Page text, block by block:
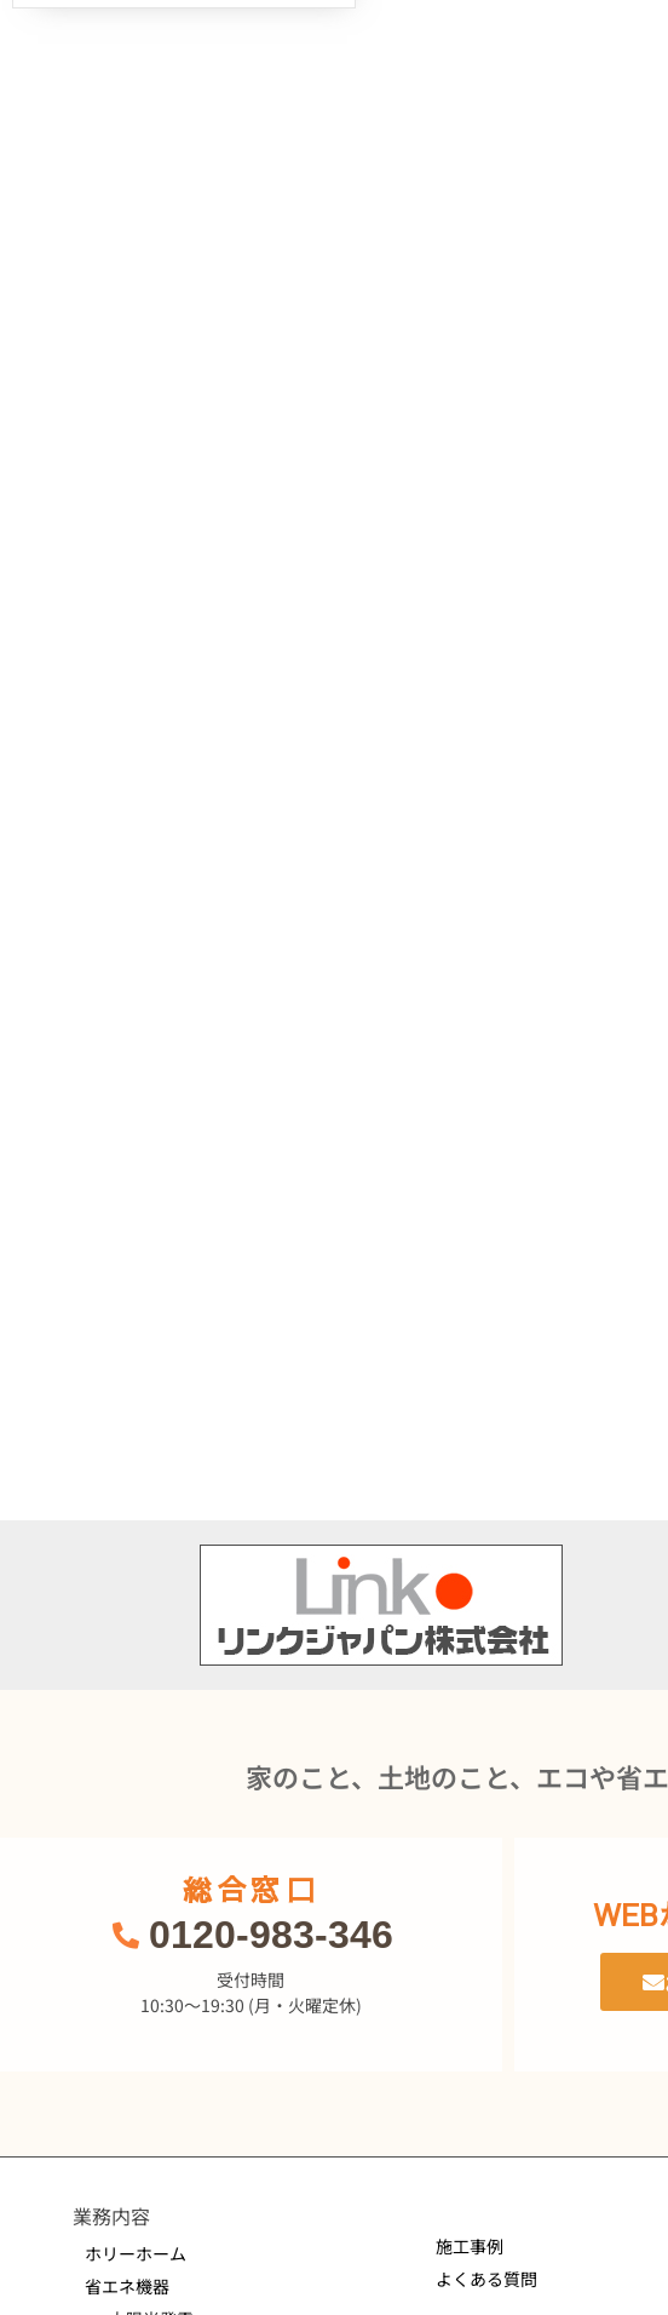
家のこと、土地のこと、エコや省
総合窓口
0120-983-346
受付時間
10:30～19:30 (月・火曜定休)
業務内容
ホリーホーム
省エネ機器
施工事例
よくある質問